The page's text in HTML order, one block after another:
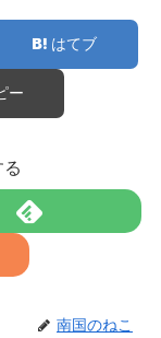
はてブ
ー
南国のねこ